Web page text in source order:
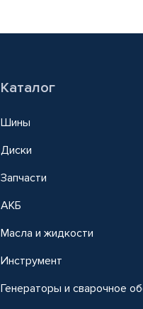
Каталог
Шины
Диски
Запчасти
АКБ
Масла и жидкости
Инструмент
Генераторы и сварочное